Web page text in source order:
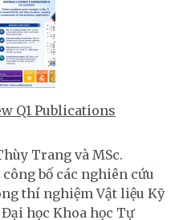
Q1 Publications
Trang và MSc.
bố các nghiên cứu
thí nghiệm Vật liệu Kỹ
học Khoa học Tự